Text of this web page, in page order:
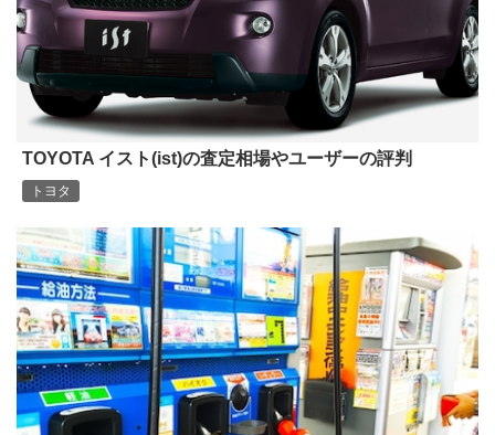
TOYOTA イスト(ist)の査定相場やユーザーの評判
トヨタ